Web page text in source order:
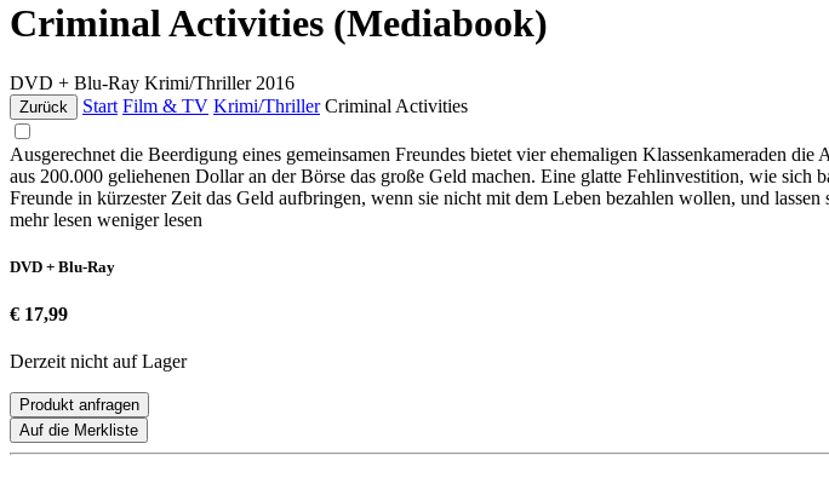
Criminal Activities (Mediabook)
DVD + Blu-Ray Krimi/Thriller 2016
Zurück Start Film & TV Krimi/Thriller Criminal Activities
Ausgerechnet die Beerdigung eines gemeinsamen Freundes bietet vier ehemaligen Klassenkameraden
aus 200.000 geliehenen Dollar an der Börse das große Geld machen. Eine glatte Fehlinvestition, wie
Freunde in kürzester Zeit das Geld aufbringen, wenn sie nicht mit dem Leben bezahlen wollen, und
mehr lesen weniger lesen
DVD + Blu-Ray
€ 17,99
Derzeit nicht auf Lager
Produkt anfragen
Auf die Merkliste